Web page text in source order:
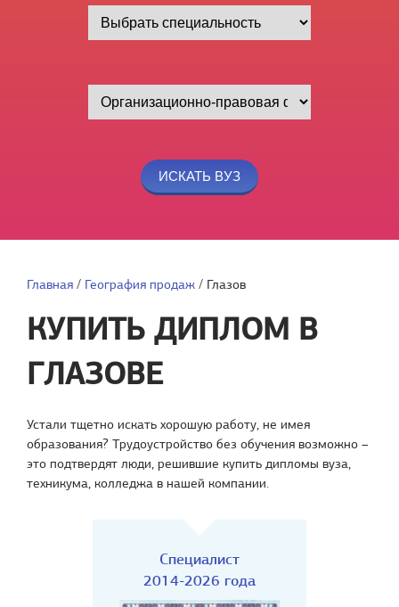
Главная / География продаж / Глазов
КУПИТЬ ДИПЛОМ В
ГЛАЗОВЕ
Устали тщетно искать хорошую работу, не имея
образования? Трудоустройство без обучения возможно –
это подтвердят люди, решившие купить дипломы вуза,
техникума, колледжа в нашей компании.
Специалист
2014-2026 года